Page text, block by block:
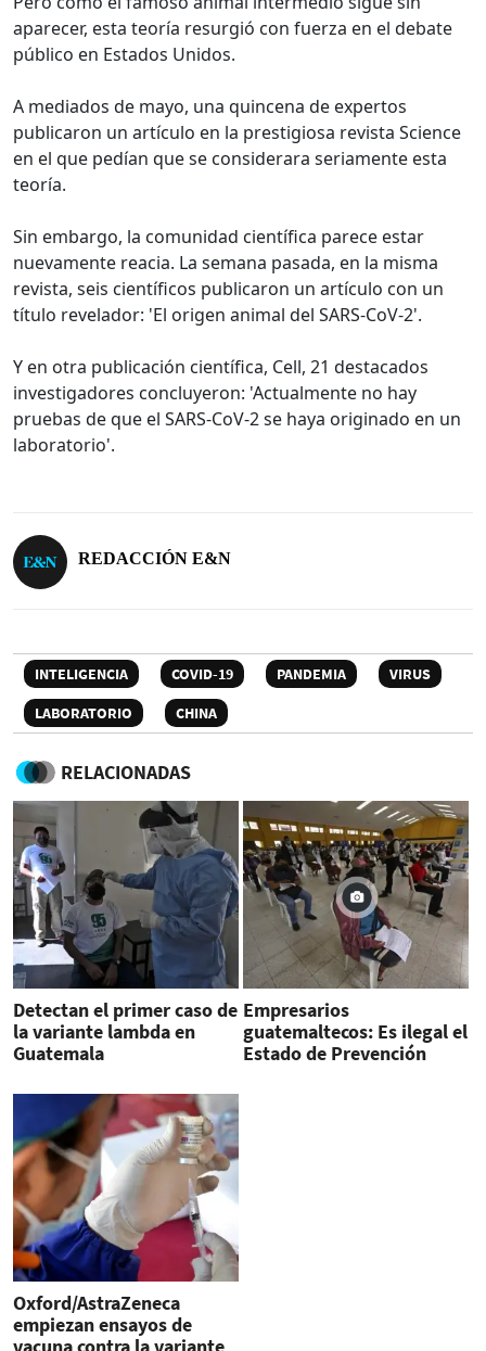
aparecer, esta teoría resurgió con fuerza en el debate
público en Estados Unidos.
A mediados de mayo, una quincena de expertos
publicaron un artículo en la prestigiosa revista Science
en el que pedían que se considerara seriamente esta
teoría.
Sin embargo, la comunidad científica parece estar
nuevamente reacia. La semana pasada, en la misma
revista, seis científicos publicaron un artículo con un
título revelador: 'El origen animal del SARS-CoV-2'.
Y en otra publicación científica, Cell, 21 destacados
investigadores concluyeron: 'Actualmente no hay
pruebas de que el SARS-CoV-2 se haya originado en un
laboratorio'.
REDACCIÓN E&N
INTELIGENCIA COVID-19 PANDEMIA
VIRUS
LABORATORIO
CHINA
RELACIONADAS
Detectan el primer caso de
la variante lambda en
Guatemala
Empresarios
guatemaltecos: Es ilegal el
Estado de Prevención
Oxford/AstraZeneca
empiezan ensayos de
vacuna contra la variante